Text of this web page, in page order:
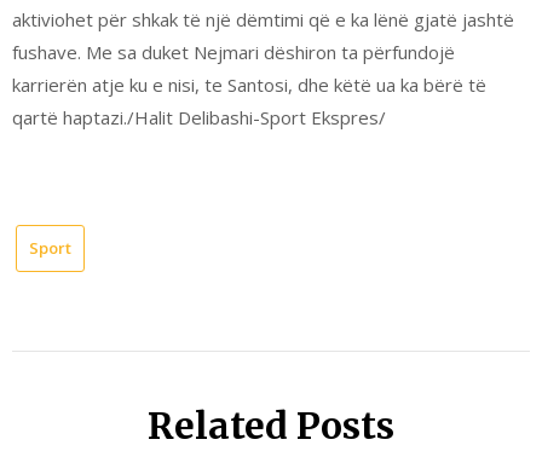
aktiviohet për shkak të një dëmtimi që e ka lënë gjatë jashtë
fushave. Me sa duket Nejmari dëshiron ta përfundojë
karrierën atje ku e nisi, te Santosi, dhe këtë ua ka bërë të
qartë haptazi./Halit Delibashi-Sport Ekspres/
Sport
Related Posts